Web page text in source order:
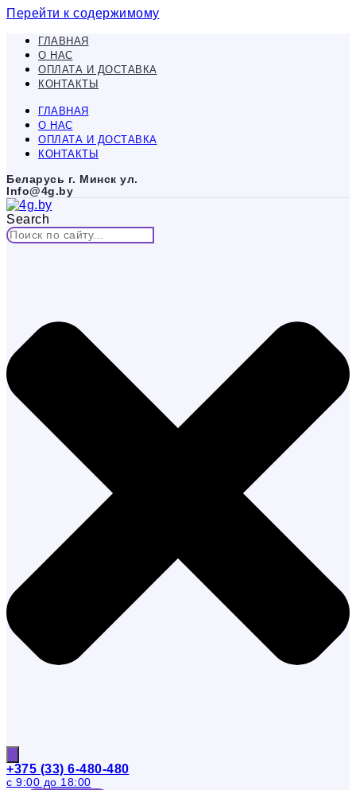
Перейти к содержимому
ГЛАВНАЯ
О НАС
ОПЛАТА И ДОСТАВКА
КОНТАКТЫ
ГЛАВНАЯ
О НАС
ОПЛАТА И ДОСТАВКА
КОНТАКТЫ
Беларусь г. Минск ул.
Info@4g.by
Search
+375 (33) 6-480-480
с 9:00 до 18:00